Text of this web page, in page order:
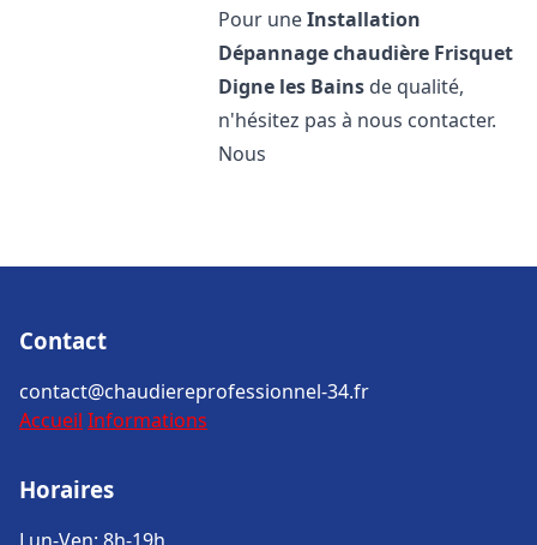
Pour uneInstallation
Dépannage chaudière Frisquet
Digne les Bains de qualité,
n'hésitez pas à nous contacter.
Nous
Contact
contact@chaudiereprofessionnel-34.fr
Accueil Informations
Horaires